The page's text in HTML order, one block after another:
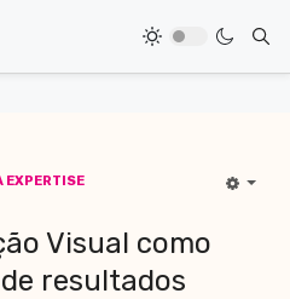
EXPERTISE
Visual como
resultados